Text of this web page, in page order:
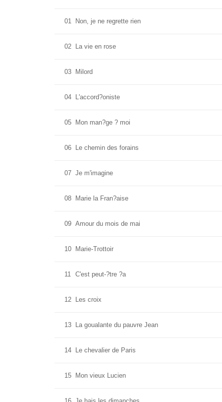
01 Non, je ne regrette rien
02 La vie en rose
03 Milord
04 L'accord?oniste
05 Mon man?ge ? moi
06 Le chemin des forains
07 Je m'imagine
08 Marie la Fran?aise
09 Amour du mois de mai
10 Marie-Trottoir
11 C'est peut-?tre ?a
12 Les croix
13 La goualante du pauvre Jean
14 Le chevalier de Paris
15 Mon vieux Lucien